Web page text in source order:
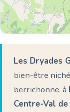
Les Dryades
bien-être
berrichonne, à
Centre-Val